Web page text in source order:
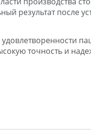
результат после
точность и